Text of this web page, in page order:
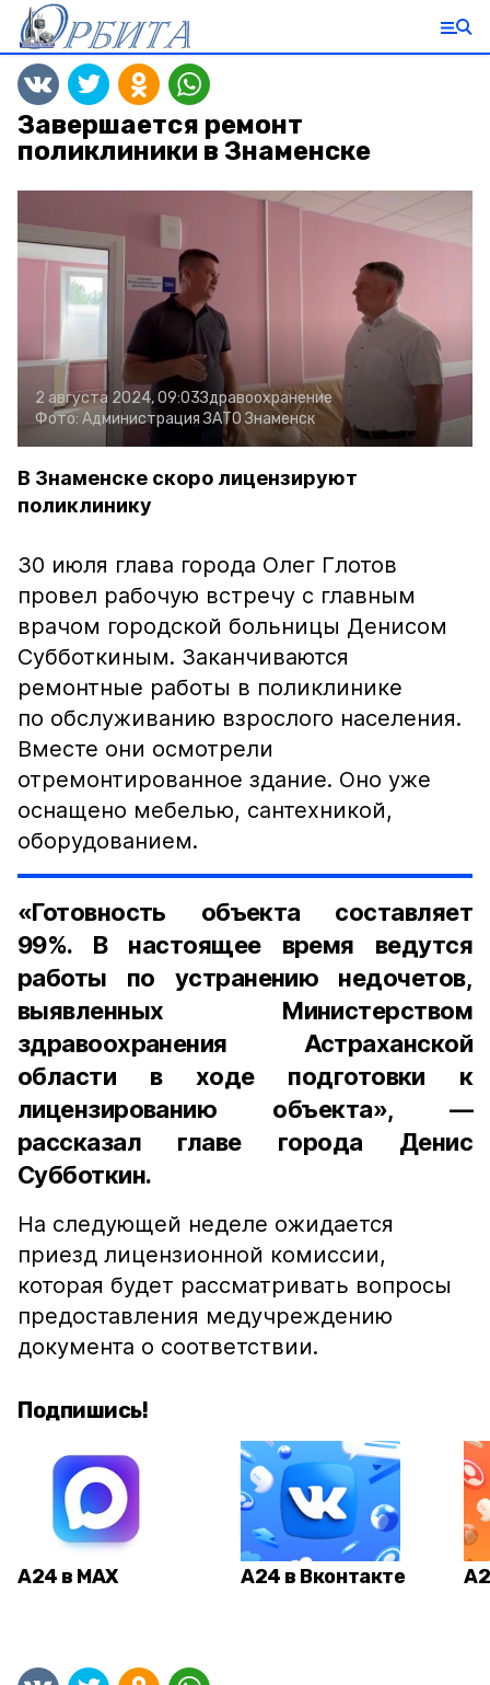
Завершается ремонт
поликлиники в Знаменске
2 августа 2024, 09:03Здравоохранение
Фото: Администрация ЗАТО Знаменск
В Знаменске скоро лицензируют
поликлинику
30 июля глава города Олег Глотов
провел рабочую встречу с главным
врачом городской больницы Денисом
Субботкиным. Заканчиваются
ремонтные работы в поликлинике
по обслуживанию взрослого населения.
Вместе они осмотрели
отремонтированное здание. Оно уже
оснащено мебелью, сантехникой,
оборудованием.
«Готовность объекта составляет
99%. В настоящее время ведутся
работы по устранению недочетов,
выявленных Министерством
здравоохранения Астраханской
области в ходе подготовки к
лицензированию объекта», —
рассказал главе города Денис
Субботкин.
На следующей неделе ожидается
приезд лицензионной комиссии,
которая будет рассматривать вопросы
предоставления медучреждению
документа о соответствии.
Подпишись!
А24 в MAX А24 в Вконтакте